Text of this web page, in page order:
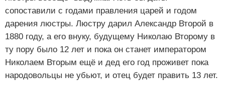
сопоставили с годами правления царей и годом
дарения люстры. Люстру дарил Александр Второй в
1880 году, а его внуку, будущему Николаю Второму в
ту пору было 12 лет и пока он станет императором
Николаем Вторым ещё и дед его год проживет пока
народовольцы не убьют, и отец будет править 13 лет.